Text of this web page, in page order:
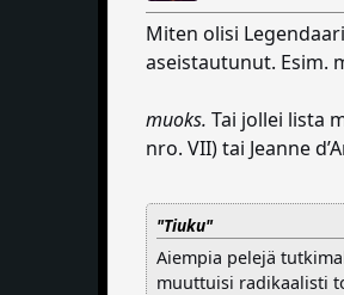
Miten olisi
aseistautunut. Esim.
muoks. Tai jollei lista
nro. VII) tai Jeanne
"Tiuku"
Aiempia pelejä
muuttuisi radikaalisti